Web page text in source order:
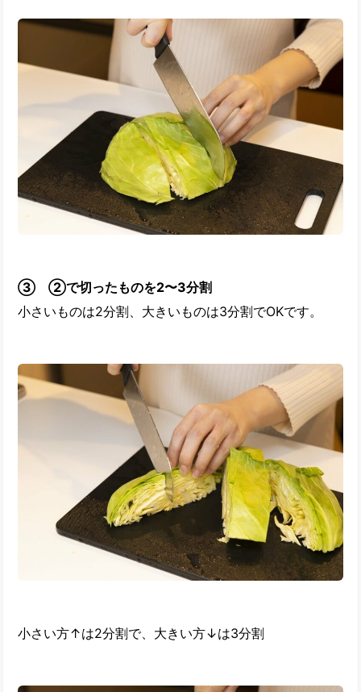
③ ②で切ったものを2〜3分割
小さいものは2分割、大きいものは3分割でOKです。
小さい方↑は2分割で、大きい方↓は3分割